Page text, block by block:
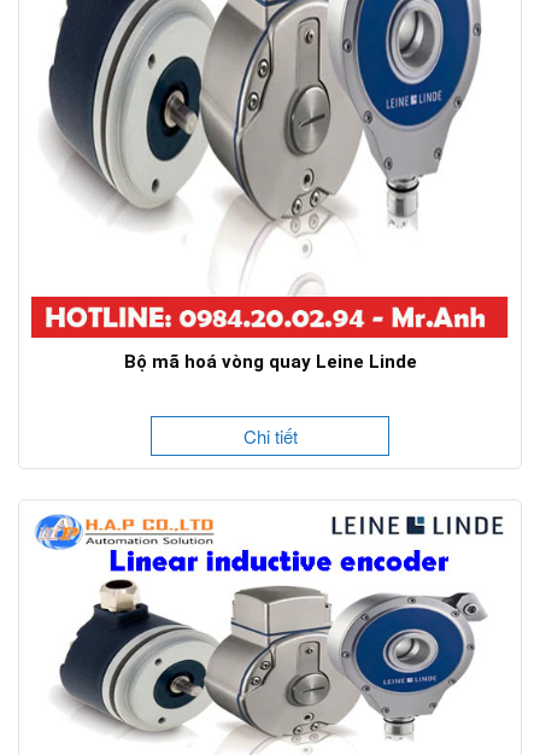
Bộ mã hoá vòng quay Leine Linde
Chi tiết